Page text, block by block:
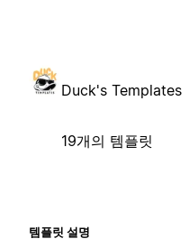
Duck's Templates
19개의 템플릿
템플릿 설명